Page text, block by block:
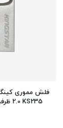
2.0 KS235 ظرفیت 32 گیگابایت